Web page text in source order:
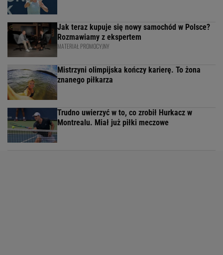
Jak teraz kupuje się nowy samochód w Polsce?
Rozmawiamy z ekspertem
MATERIAŁ PROMOCYJNY
Mistrzyni olimpijska kończy karierę. To żona
znanego piłkarza
Trudno uwierzyć w to, co zrobił Hurkacz w
Montrealu. Miał już piłki meczowe